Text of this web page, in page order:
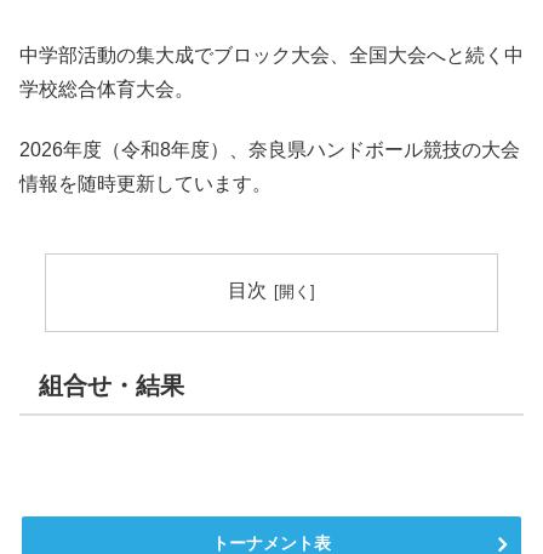
中学部活動の集大成でブロック大会、全国大会へと続く中
学校総合体育大会。
2026年度（令和8年度）、奈良県ハンドボール競技の大会
情報を随時更新しています。
目次
組合せ・結果
トーナメント表